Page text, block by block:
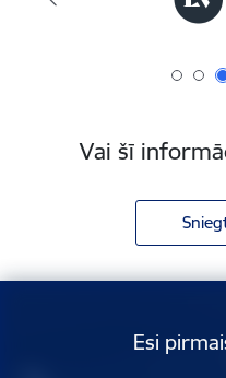
Vai šī
Esi